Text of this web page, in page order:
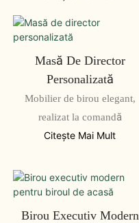
Masă De Director
Personalizată
Mobilier de birou elegant,
realizat la comandă
Citeşte Mai Mult
Birou Executiv Modern